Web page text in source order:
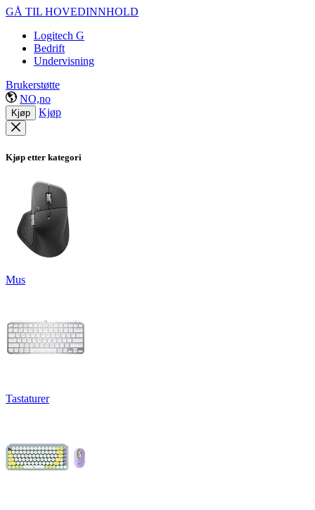
GÅ TIL HOVEDINNHOLD
Logitech G
Bedrift
Undervisning
Brukerstøtte
NO,no
Kjøp Kjøp
Kjøp etter kategori
Mus
Tastaturer